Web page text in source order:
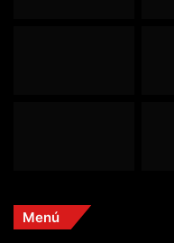
Menú